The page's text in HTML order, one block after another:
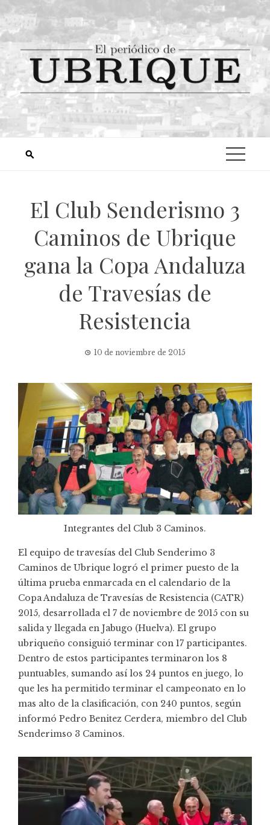
El Club Senderismo 3
Caminos de Ubrique
gana la Copa Andaluza
de Travesías de
Resistencia
10 de noviembre de 2015
Integrantes del Club 3 Caminos.
El equipo de travesías del Club Senderimo 3
Caminos de Ubrique logró el primer puesto de la
última prueba enmarcada en el calendario de la
Copa Andaluza de Travesías de Resistencia (CATR)
2015, desarrollada el 7 de noviembre de 2015 con su
salida y llegada en Jabugo (Huelva). El grupo
ubriqueño consiguió terminar con 17 participantes.
Dentro de estos participantes terminaron los 8
puntuables, sumando así los 24 puntos en juego, lo
que les ha permitido terminar el campeonato en lo
mas alto de la clasificación, con 240 puntos, según
informó Pedro Benitez Cerdera, miembro del Club
Senderimso 3 Caminos.